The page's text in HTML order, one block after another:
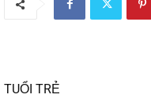
TUỔI TRẺ